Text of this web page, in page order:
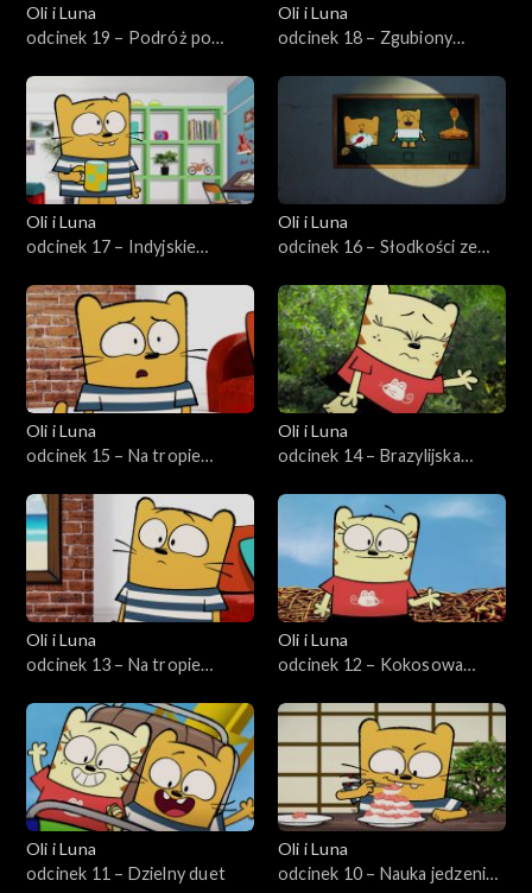
Oli i Luna
odcinek 19 – Podróż po
Oli i Luna
odcinek 18 – Zgubiony
Oli i Luna
odcinek 17 – Indyjskie
Oli i Luna
odcinek 16 – Słodkości ze
Oli i Luna
odcinek 15 – Na tropie
Oli i Luna
odcinek 14 – Brazylijska
Oli i Luna
odcinek 13 – Na tropie
Oli i Luna
odcinek 12 – Kokosowa
Oli i Luna
odcinek 11 – Dzielny duet
Oli i Luna
odcinek 10 – Nauka jedzenia